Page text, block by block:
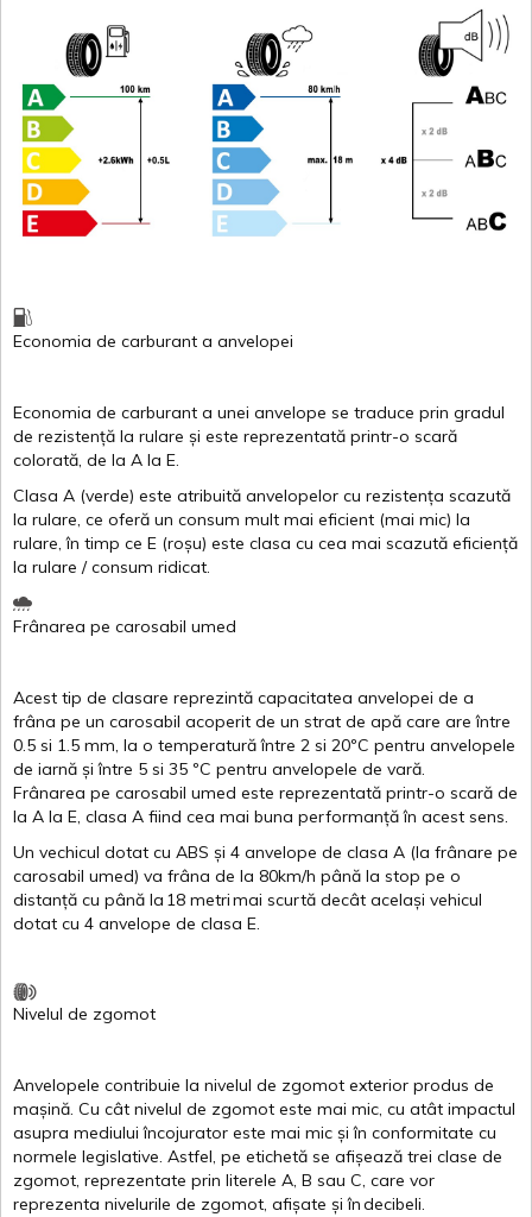
Economia de carburant a anvelopei
Economia de carburant a unei anvelope se traduce prin gradul
de rezistență la rulare și este reprezentată printr-o scară
colorată, de la A la E.
Clasa A (verde) este atribuită anvelopelor cu rezistența scazută
la rulare, ce oferă un consum mult mai eficient (mai mic) la
rulare,în timp ce E (roșu) este clasa cu cea mai scazută eficiență
la rulare /consum ridicat.
Frânarea pe carosabil umed
Acest tip de clasare reprezintă capacitatea anvelopei de a
frâna pe un carosabil acoperit de un strat de apă care areîntre
0.5 si 1.5 mm, la o temperatură între 2 si 20ºC pentru anvelopele
de iarnă și între 5 si 35 ºC pentru anvelopele de vară.
Frânarea pe carosabil umed este reprezentată printr-o scară de
la A la E, clasa A fiind cea mai buna performanță în acest sens.
Un vechicul dotat cu ABS și 4 anvelope de clasa A (la frânare pe
carosabil umed) va frâna de la 80km/h până la stop pe o
distanță cu până la 18 metrimai scurtă decât același vehicul
dotat cu 4 anvelope de clasa E.
Nivelul de zgomot
Anvelopele contribuie la nivelul de zgomot exterior produs de
mașină. Cu cât nivelul de zgomot este mai mic, cu atât impactul
asupra mediului încojurator este mai mic și în conformitate cu
normele legislative. Astfel, pe etichetă se afișează trei clase de
zgomot, reprezentate prin literele A, B sau C, care vor
reprezenta nivelurile de zgomot, afișate și îndecibeli.